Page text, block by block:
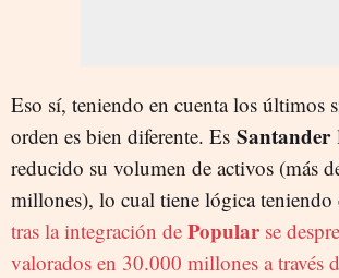
Eso sí, teniendo en cuenta los últimos
orden es bien diferente. Es Santander
reducido su volumen de activos (más
millones), lo cual tiene lógica teniendo
tras la integración de Popularse
valorados en 30.000 millones a través